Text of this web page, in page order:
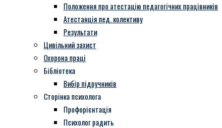
Положення про атестацію педагогічних працівників
Атестанція пед. колективу
Результати
Цивільний захист
Охорона праці
Бібліотека
Вибір підручників
Сторінка психолога
Профорієнтація
Психолог радить